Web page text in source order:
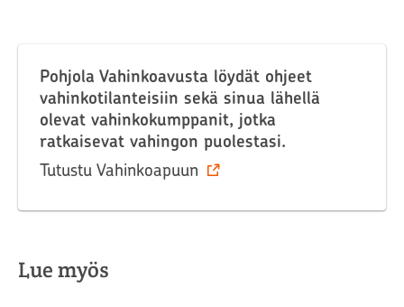
Pohjola Vahinkoavusta löydät ohjeet
vahinkotilanteisiin sekä sinua lähellä
olevat vahinkokumppanit, jotka
ratkaisevat vahingon puolestasi.
Tutustu Vahinkoapuun
Lue myös